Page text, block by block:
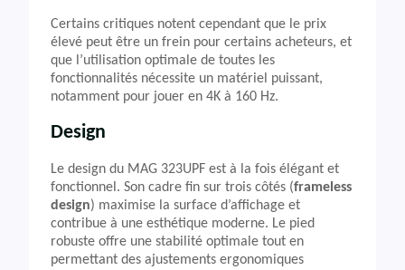
Certains critiques notent cependant que le prix
élevé peut être un frein pour certains acheteurs, et
que l’utilisation optimale de toutes les
fonctionnalités nécessite un matériel puissant,
notamment pour jouer en 4K à 160 Hz.
Design
Le design du MAG 323UPF est à la fois élégant et
fonctionnel. Son cadre fin sur trois côtés (frameless
design) maximise la surface d’affichage et
contribue à une esthétique moderne. Le pied
robuste offre une stabilité optimale tout en
permettant des ajustements ergonomiques